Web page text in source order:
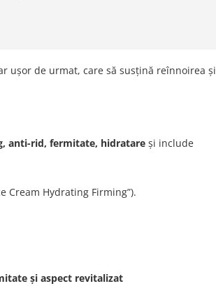
ușor de urmat, care să susțină reînnoirea și
anti-rid, fermitate, hidratare și include
Cream Hydrating Firming”).
și aspect revitalizat